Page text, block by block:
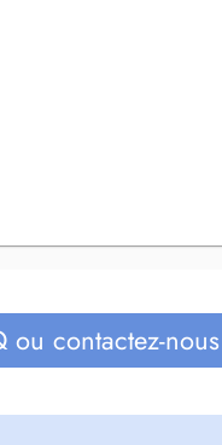
ou contactez-nous